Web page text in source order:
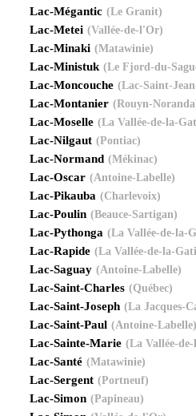
Lac-Mégantic (Le Granit)
Lac-Metei (Vallée-de-l'Or)
Lac-Minaki (Matawinie)
Lac-Ministuk (Le Fjord-du-
Lac-Moncouche (Lac-Saint-
Lac-Montanier (Rouyn-
Lac-Moselle (La Vallée-de-la-
Lac-Nilgaut (Pontiac)
Lac-Normand (Mékinac)
Lac-Oscar (Antoine-Labelle)
Lac-Pikauba (Charlevoix)
Lac-Poulin (Beauce-Sartigan)
Lac-Pythonga (La Vallée-de-la-
Lac-Rapide (La Vallée-de-la-
Lac-Saguay (Antoine-Labelle)
Lac-Saint-Charles (Québec)
Lac-Saint-Joseph (La Jacques-
Lac-Saint-Paul (Antoine-Labelle)
Lac-Sainte-Marie (La Vallée-
Lac-Santé (Matawinie)
Lac-Sergent (Portneuf)
Lac-Simon (Papineau)